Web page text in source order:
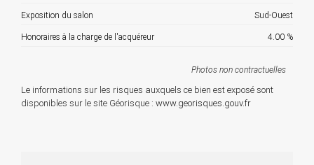
Exposition du salon Sud-Ouest
Honoraires à la charge de l'acquéreur 4.00 %
Photos non contractuelles
Le informations sur les risques auxquels ce bien est exposé sont
disponibles sur le site Géorisque : www.georisques.gouv.fr